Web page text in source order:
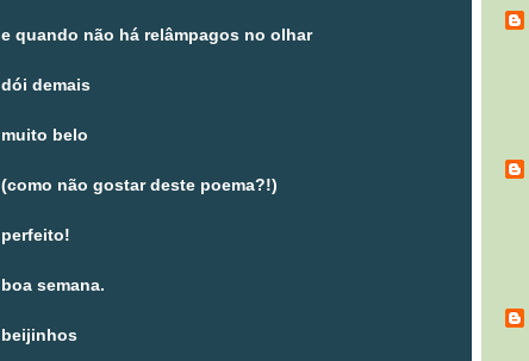
e quando não há relâmpagos no olhar
dói demais
muito belo
(como não gostar deste poema?!)
perfeito!
boa semana.
beijinhos